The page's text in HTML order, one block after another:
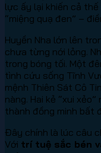
lực ấy lại khiến cả
“miệng quạ đen” –
Huyền Nha lớn lên
chưa từng nới lỏng.
trong bóng tối. Một
tình cứu sống Tĩnh
mệnh Thiên Sát Cô
nàng. Hai kẻ “xui
thành đồng minh bất
Đây chính là lúc câu
Với trí tuệ sắc bén